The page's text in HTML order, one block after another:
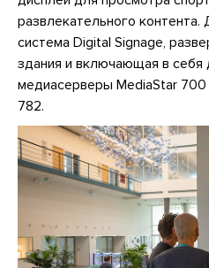
развлекательного контента.
система Digital Signage,
здания и включающая в себя
медиасерверы MediaStar
782.